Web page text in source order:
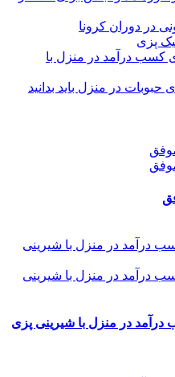
در دوران کرونا
پزی
کسب درآمد در منزل با
حبوبات در منزل باید بدانید
در منزل با شیرینی پزی